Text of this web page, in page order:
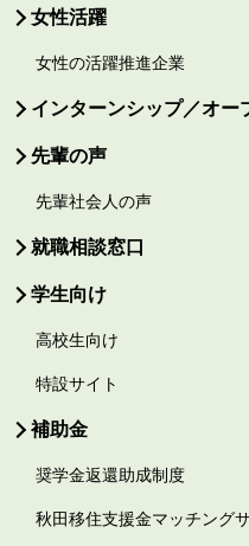
女性活躍
女性の活躍推進企業
インターンシップ／オー
先輩の声
先輩社会人の声
就職相談窓口
学生向け
高校生向け
特設サイト
補助金
奨学金返還助成制度
秋田移住支援金マッチング